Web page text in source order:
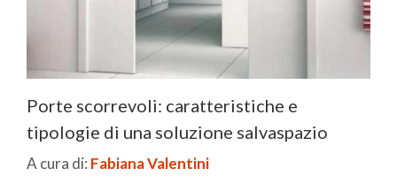
Porte scorrevoli: caratteristiche e
tipologie di una soluzione salvaspazio
A cura di: Fabiana Valentini